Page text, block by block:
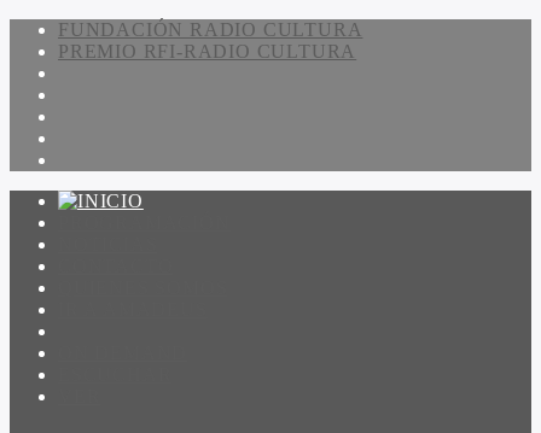
FUNDACIÓN RADIO CULTURA
PREMIO RFI-RADIO CULTURA